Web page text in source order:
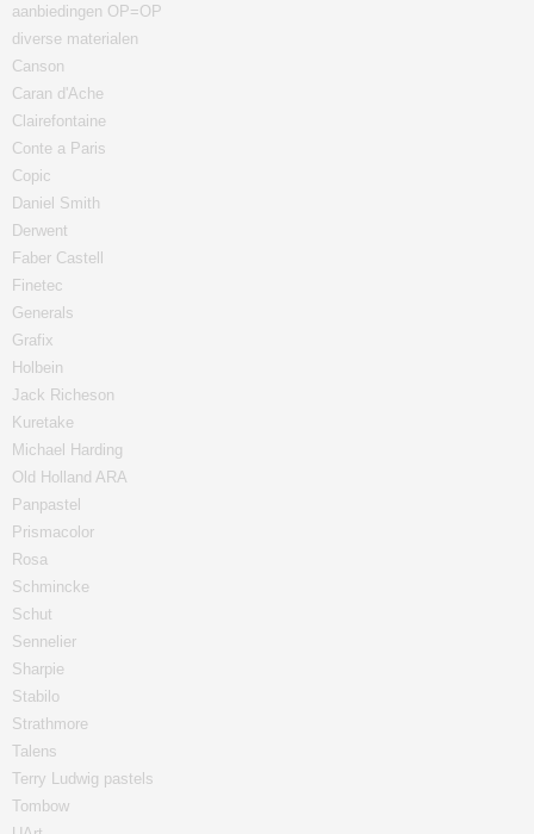
aanbiedingen OP=OP
diverse materialen
Canson
Caran d'Ache
Clairefontaine
Conte a Paris
Copic
Daniel Smith
Derwent
Faber Castell
Finetec
Generals
Grafix
Holbein
Jack Richeson
Kuretake
Michael Harding
Old Holland ARA
Panpastel
Prismacolor
Rosa
Schmincke
Schut
Sennelier
Sharpie
Stabilo
Strathmore
Talens
Terry Ludwig pastels
Tombow